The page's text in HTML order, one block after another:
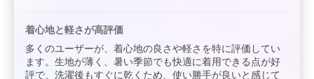
着心地と軽さが高評価
多くのユーザーが、着心地の良さや軽さを特に評価してい
ます。生地が薄く、暑い季節でも快適に着用できる点が好
評で、洗濯後もすぐに乾くため、使い勝手が良いと感じて